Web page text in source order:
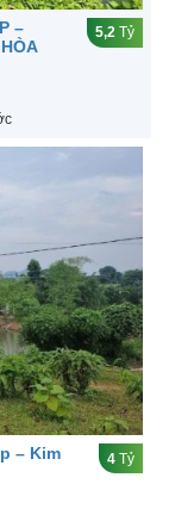
–
5,2 Tỷ
– Kim
4 Tỷ